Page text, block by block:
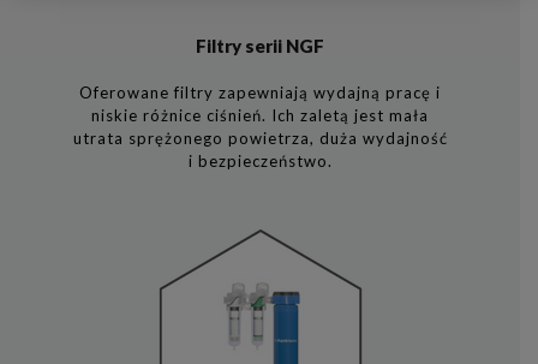
Filtry serii NGF
Oferowane filtry zapewniają wydajną pracę i
niskie różnice ciśnień. Ich zaletą jest mała
utrata sprężonego powietrza, duża wydajność
i bezpieczeństwo.